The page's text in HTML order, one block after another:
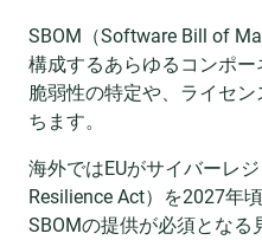
SBOM（Software Bill of
構成するあらゆるコンポー
脆弱性の特定や、ライセ
ちます。
海外ではEUがサイバーレ
Resilience Act）を2027年
SBOMの提供が必須となる